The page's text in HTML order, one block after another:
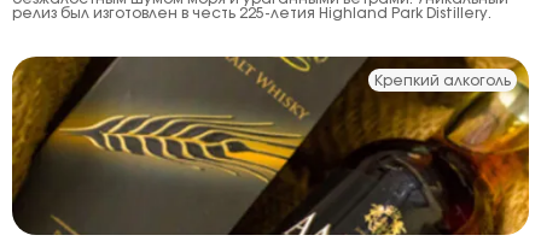
релиз был изготовлен в честь 225-летия Highland Park Distillery.
Крепкий алкоголь